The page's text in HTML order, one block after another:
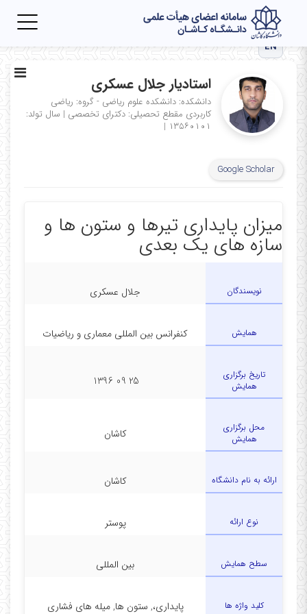
EN
استادیار جلال عسکری
دانشکده: دانشکده علوم ریاضی - گروه: ریاضی
کاربردی مقطع تحصیلی: دکترای تخصصی | سال تولد:
۱۳۵۶۰۱۰۱ |
Google Scholar
میزان پایداری تیرها و ستون ها و
سازه های یک بعدی
نویسندگان جلال عسکری
همایش کنفرانس بین المللی معماری و ریاضیات
تاریخ برگزاری
همایش
25 09 1396
محل برگزاری
همایش
کاشان
ارائه به نام دانشگاه کاشان
نوع ارائه پوستر
سطح همایش بین المللی
کلید واژه ها پایداری،, ستون ها, میله های فشاری